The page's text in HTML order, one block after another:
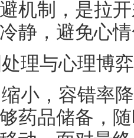
机制，是拉
静，避免心
理与心理博弈
小，容错率
药品储备，